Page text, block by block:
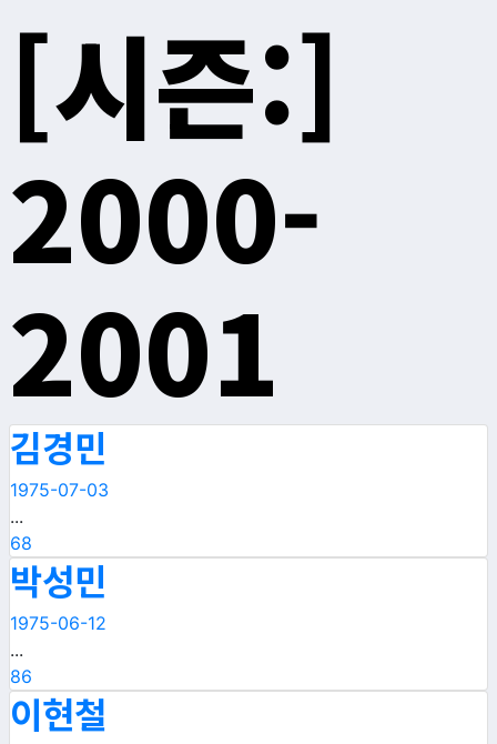
[시즌:]
2000-
2001
김경민
1975-07-03
...
68
박성민
1975-06-12
...
86
이현철